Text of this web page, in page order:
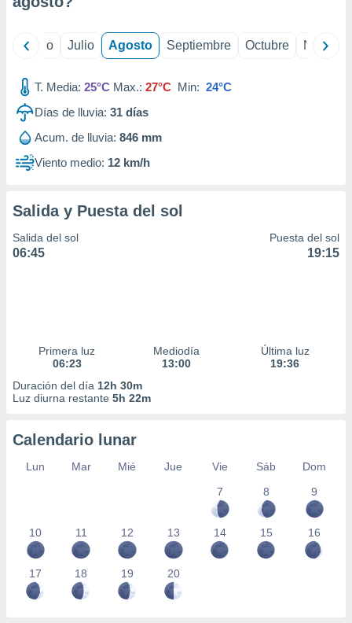
mediante
publicidad
publicidad
1199
Junio Julio Agosto Septiembre Octubre
T. Media: 25°C Max.: 27°C Min: 24°C
Días de lluvia: 31 días
Acum. de lluvia: 846 mm
Viento medio: 12 km/h
Salida y Puesta del sol
Salida del sol
06:45
Puesta del sol
19:15
Primera luz
06:23
Mediodía
13:00
Última luz
19:36
Duración del día 12h 30m
Luz diurna restante 5h 22m
Calendario lunar
Lun Mar Mié Jue Vie Sáb
Dom
7
8 9
10 11 12 13 14 15 16
17 18 19 20